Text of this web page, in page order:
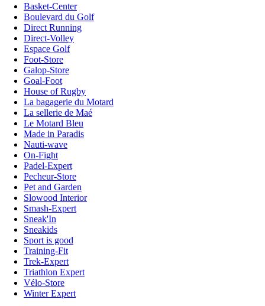
Basket-Center
Boulevard du Golf
Direct Running
Direct-Volley
Espace Golf
Foot-Store
Galop-Store
Goal-Foot
House of Rugby
La bagagerie du Motard
La sellerie de Maé
Le Motard Bleu
Made in Paradis
Nauti-wave
On-Fight
Padel-Expert
Pecheur-Store
Pet and Garden
Slowood Interior
Smash-Expert
Sneak'In
Sneakids
Sport is good
Training-Fit
Trek-Expert
Triathlon Expert
Vélo-Store
Winter Expert